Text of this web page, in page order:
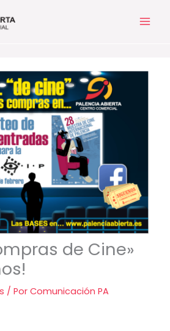
de Cine»
/ Por Comunicación PA